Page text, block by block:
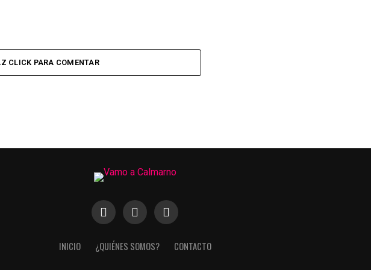
CLICK PARA COMENTAR
INICIO ¿QUIÉNES SOMOS? CONTACTO